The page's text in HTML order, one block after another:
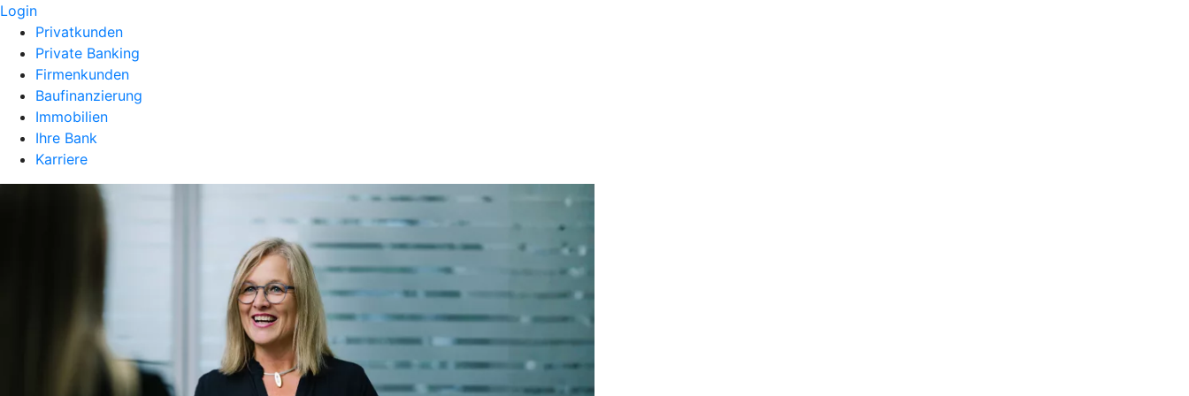
Login
Privatkunden
Private Banking
Firmenkunden
Baufinanzierung
Immobilien
Ihre Bank
Karriere